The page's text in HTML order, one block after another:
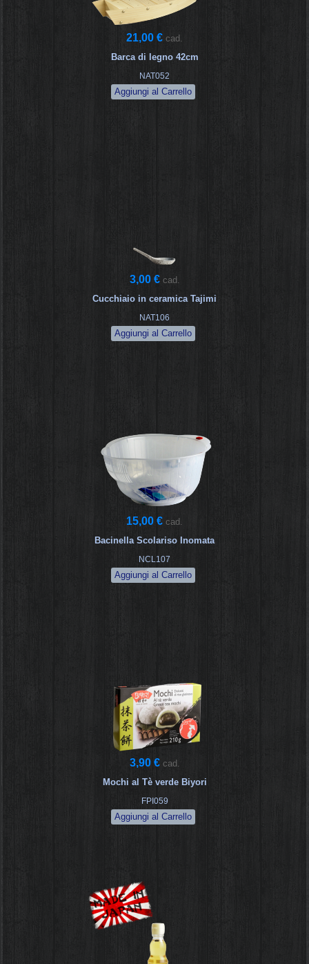
21,00 € cad.
Barca di legno 42cm
NAT052
3,00 € cad.
Cucchiaio in ceramica Tajimi
NAT106
15,00 € cad.
Bacinella Scolariso Inomata
NCL107
3,90 € cad.
Mochi al Tè verde Biyori
FPI059